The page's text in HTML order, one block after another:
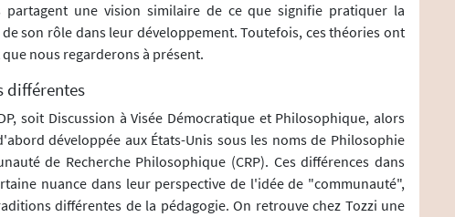
partagent une vision similaire de ce que signifie pratiquer la
son rôle dans leur développement. Toutefois, ces théories ont
nous regarderons à présent.
différentes
soit Discussion à Visée Démocratique et Philosophique, alors
développée aux États-Unis sous les noms de Philosophie
de Recherche Philosophique (CRP). Ces différences dans
nuance dans leur perspective de l'idée de "communauté",
différentes de la pédagogie. On retrouve chez Tozzi une